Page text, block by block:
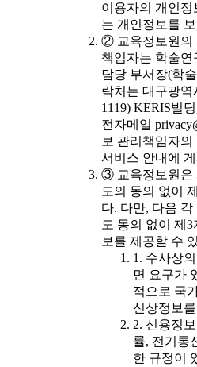
이용자의 개인정
는 개인정보를
② 교육정보원의
책임자는 학술연
담당 부서장(학
락처는 대구광역
1119) KERIS빌
전자메일
보 관리책임자
서비스 안내에
③ 교육정보원은
도의 동의 없이
다. 다만, 다음
도 동의 없이 제
보를 제공할 수
1. 수사상
면 요구가
적으로 국
신상정보
2. 신용정
률, 전기통
한 규정이